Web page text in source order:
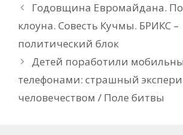
Годовщина Евромайдана.
клоуна. Совесть Кучмы. БРИКС –
политический блок
Детей поработили
телефонами: страшный
человечеством / Поле битвы